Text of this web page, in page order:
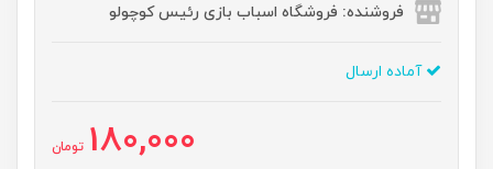
فروشنده: فروشگاه اسباب بازی رئیس کوچولو
آماده ارسال
180,000 تومان